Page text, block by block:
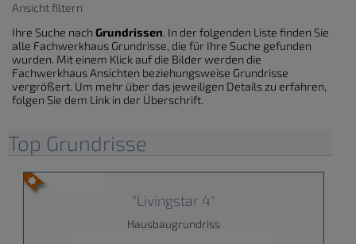
Ansicht filtern
Ihre Suche nach Grundrissen. In der folgenden Liste finden Sie
alle Fachwerkhaus Grundrisse, die für Ihre Suche gefunden
wurden. Mit einem Klick auf die Bilder werden die
Fachwerkhaus Ansichten beziehungsweise Grundrisse
vergrößert. Um mehr über das jeweiligen Details zu erfahren,
folgen Sie dem Link in der Überschrift.
Top Grundrisse
"Livingstar 4"
Hausbaugrundriss